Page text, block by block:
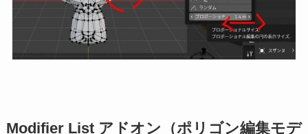
Modifier List アドオン（ポリゴン編集モデ